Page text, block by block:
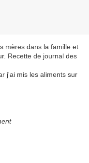
mères dans la famille et
Recette de journal des
j'ai mis les aliments sur